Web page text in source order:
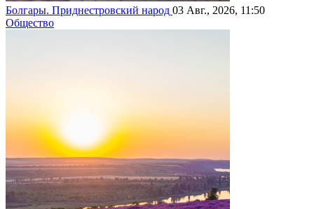
Болгары. Приднестровский народ 03 Авг., 2026, 11:50
Общество